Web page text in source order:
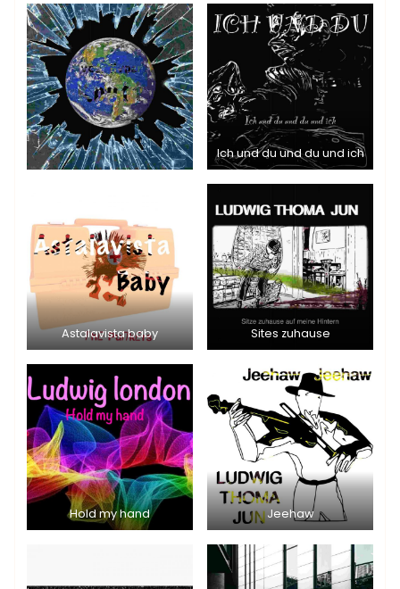
Ich und du und du und ich
Astalavista baby Sites zuhause
Hold my hand Jeehaw